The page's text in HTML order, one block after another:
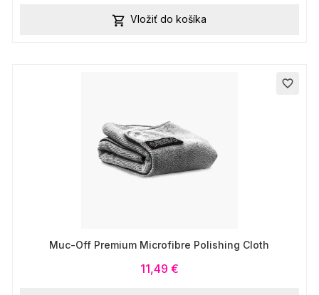
 Vložiť do košíka
favorite_border
Muc-Off Premium Microfibre Polishing Cloth
11,49 €